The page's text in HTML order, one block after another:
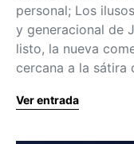
personal; Los
y generacional de
listo, la nueva
cercana a la sátira
Ver entrada